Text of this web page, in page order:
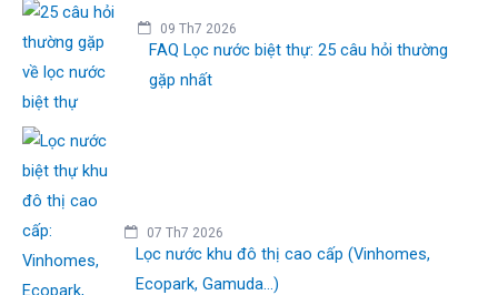
09 Th7 2026
FAQ Lọc nước biệt thự: 25 câu hỏi thường
gặp nhất
07 Th7 2026
Lọc nước khu đô thị cao cấp (Vinhomes,
Ecopark, Gamuda...)